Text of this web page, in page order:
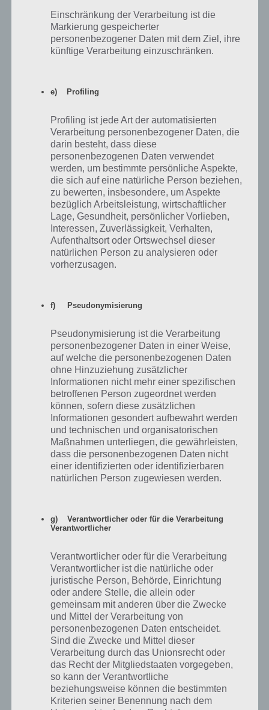
Das selbe ist bei mir die Situation.
Habe bis jetzt noch keine Möglichkeit oder Lösung
gefunden um das zu beheben.
Für mich persönlich 🙈😤
Falls jetzt die Lösung findet oder hat..
#addme
0 Antworten
Anonym
Antwort aufElise 16.02.2022 23:19
Bei mir auch so
Vera Antwort aufElise 21.02.2022 20:33
Habe es auch ! Total nervig
0 Antworten
Anonym
Antwort aufElise 27.02.2022 22:51
Das gleiche habe ich auch, mittlerweile lässt sich mein sims
mobile Spiel seit 2 Wochen nicht mehr öffnen….alles wegen
dieser bugs!
Antworten
Dascha 23.08.2021 10:21
Meine gekauften Gegenstände sind verschwunden und auch nicht
im Inventar aufzufinden. Weiß jemand, was man da tun kann? Habe
die App auch schon deinstalliert, aber die Gegenstände tauchen
nicht wieder auf :/
Antworten
Anonym
Einschränkung der Verarbeitung ist die
Markierung gespeicherter
personenbezogener Daten mit dem Ziel, ihre
künftige Verarbeitung einzuschränken.
e) Profiling
Profiling ist jede Art der automatisierten
Verarbeitung personenbezogener Daten, die
darin besteht, dass diese
personenbezogenen Daten verwendet
werden, um bestimmte persönliche Aspekte,
die sich auf eine natürliche Person beziehen,
zu bewerten, insbesondere, um Aspekte
bezüglich Arbeitsleistung, wirtschaftlicher
Lage, Gesundheit, persönlicher Vorlieben,
Interessen, Zuverlässigkeit, Verhalten,
Aufenthaltsort oder Ortswechsel dieser
natürlichen Person zu analysieren oder
vorherzusagen.
f) Pseudonymisierung
Pseudonymisierung ist die Verarbeitung
personenbezogener Daten in einer Weise,
auf welche die personenbezogenen Daten
ohne Hinzuziehung zusätzlicher
Informationen nicht mehr einer spezifischen
betroffenen Person zugeordnet werden
können, sofern diese zusätzlichen
Informationen gesondert aufbewahrt werden
und technischen und organisatorischen
Maßnahmen unterliegen, die gewährleisten,
dass die personenbezogenen Daten nicht
einer identifizierten oder identifizierbaren
natürlichen Person zugewiesen werden.
g) Verantwortlicher oder für die Verarbeitung
Verantwortlicher
Verantwortlicher oder für die Verarbeitung
Verantwortlicher ist die natürliche oder
juristische Person, Behörde, Einrichtung
oder andere Stelle, die allein oder
gemeinsam mit anderen über die Zwecke
und Mittel der Verarbeitung von
personenbezogenen Daten entscheidet.
Sind die Zwecke und Mittel dieser
Verarbeitung durch das Unionsrecht oder
das Recht der Mitgliedstaaten vorgegeben,
so kann der Verantwortliche
beziehungsweise können die bestimmten
Kriterien seiner Benennung nach dem